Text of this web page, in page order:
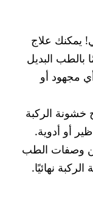
يمكنك علاج
البديل
مجهود أو
خشونة الركبة
أو أدوية.
وصفات الطب
نهائيًا.